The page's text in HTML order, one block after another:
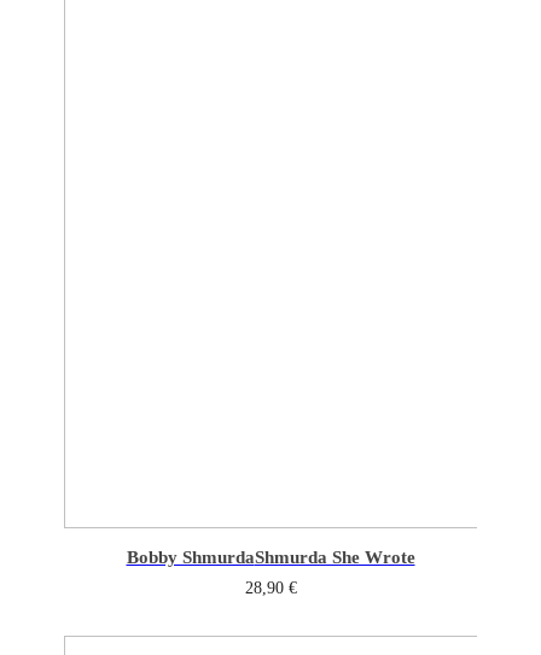
Bobby ShmurdaShmurda She Wrote
28,90 €